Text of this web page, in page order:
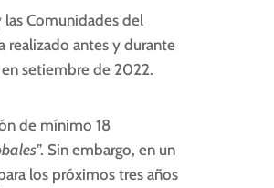
Comunidades del
realizado antes y durante
setiembre de 2022.
de mínimo 18
”. Sin embargo, en un
los próximos tres años